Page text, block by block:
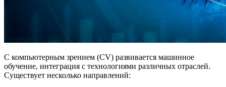
С компьютерным зрением (CV) развивается машинное
обучение, интеграция с технологиями различных отраслей.
Существует несколько направлений: